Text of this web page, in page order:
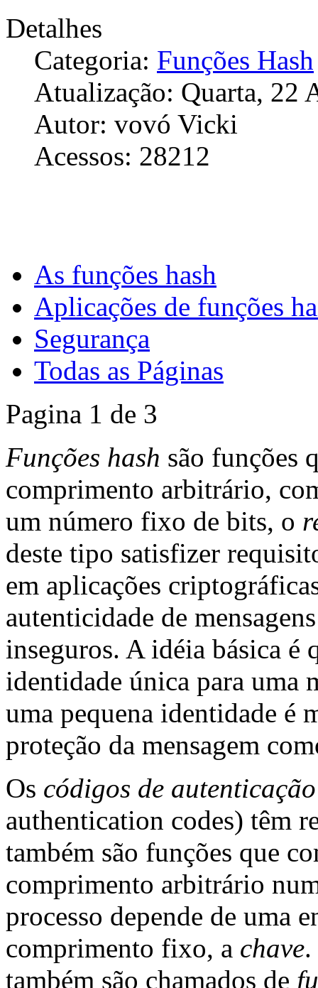
Detalhes
Categoria: Funções Hash
Atualização: Quarta, 22
Autor: vovó Vicki
Acessos: 28212
As funções hash
Aplicações de funções
Segurança
Todas as Páginas
Pagina 1 de 3
Funções hash são funções
comprimento arbitrário,
um número fixo de bits, o
deste tipo satisfizer
em aplicações
autenticidade de
inseguros. A idéia básica é
identidade única para uma
uma pequena identidade é
proteção da mensagem
Os códigos de
authentication codes) têm
também são funções que
comprimento arbitrário
processo depende de uma
comprimento fixo, a chave
também são chamados de